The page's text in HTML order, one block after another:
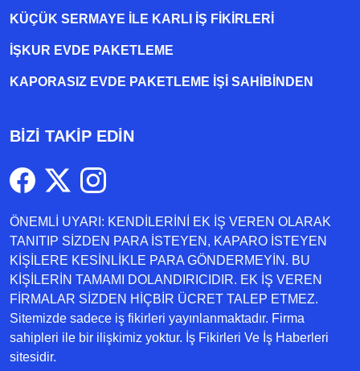
KÜÇÜK SERMAYE ILE KARLI İŞ FIKIRLERI
İŞKUR EVDE PAKETLEME
KAPORASIZ EVDE PAKETLEME IŞI SAHIBINDEN
BİZİ TAKİP EDİN
ÖNEMLİ UYARI: KENDİLERİNİ EK İŞ VEREN OLARAK
TANITIP SİZDEN PARA İSTEYEN, KAPARO İSTEYEN
KİŞİLERE KESİNLİKLE PARA GÖNDERMEYİN. BU
KİŞİLERİN TAMAMI DOLANDIRICIDIR. EK İŞ VEREN
FİRMALAR SİZDEN HİÇBİR ÜCRET TALEP ETMEZ.
Sitemizde sadece iş fikirleri yayınlanmaktadır. Firma
sahipleri ile bir ilişkimiz yoktur. İş Fikirleri Ve İş Haberleri
sitesidir.